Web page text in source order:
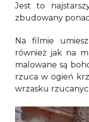
Jest to
zbudowany
Na filmie
również jak na
malowane są
rzuca w ogień
wrzasku